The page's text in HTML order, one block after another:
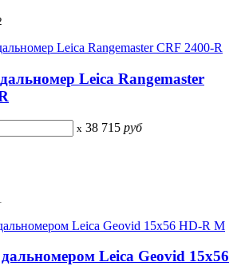
Leica Rangemaster
x 38 715 руб
Leica Geovid 15x56